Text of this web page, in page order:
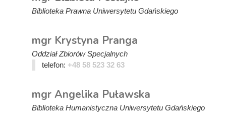
Biblioteka Prawna Uniwersytetu Gdańskiego
mgr Krystyna Pranga
Oddział Zbiorów Specjalnych
telefon: +48 58 523 32 63
mgr Angelika Puławska
Biblioteka Humanistyczna Uniwersytetu Gdańskiego